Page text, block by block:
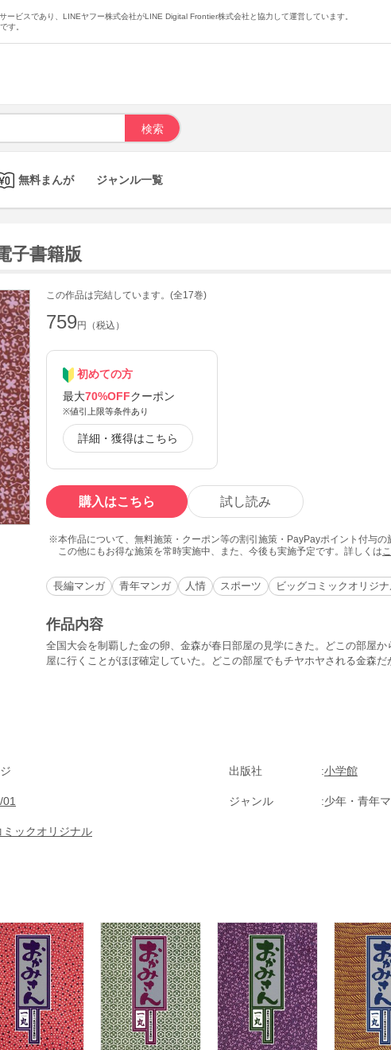
ビスであり、LINEヤフー株式会社がLINE Digital Frontier株式会社と協力して運営しています。
す。
無料まんが ジャンル一覧
子書籍版
この作品は完結しています。(全17巻)
759円（税込）
初めての方
最大70%OFFクーポン
※値引上限等条件あり
詳細・獲得はこちら
購入はこちら 試し読み
本作品について、無料施策・クーポン等の割引施策・PayPayポイント付与
この他にもお得な施策を常時実施中、また、今後も実施予定です。詳しくは
長編マンガ 青年マンガ 人情 スポーツ ビッグコミックオリジ
作品内容
全国大会を制覇した金の卵、金森が春日部屋の見学にきた。どこの部屋
屋に行くことがほぼ確定していた。どこの部屋でもチヤホヤされる金森
出版社 小学館
ジャンル 少年・青年
ミックオリジナル